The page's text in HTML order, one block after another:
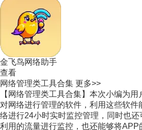
金飞鸟网络助手
查看
网络管理类工具合集 更多>>
【网络管理类工具合集】本次小编为
对网络进行管理的软件，利用这些软件
络进行24小时实时监控管理，同时也
利用的流量进行监控，也还能够将